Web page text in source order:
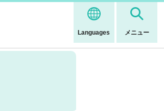
Languages メニュー